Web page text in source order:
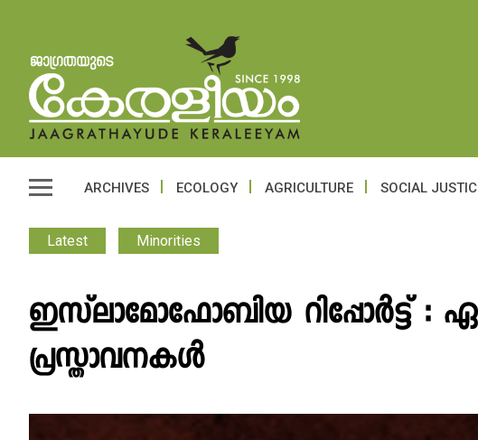
ARCHIVES ECOLOGY AGRICULTURE SOCIAL
Latest Minorities
ഇസ്‌ലാമോഫോബിയ റിപ്പോർട്ട് :
പ്രസ്താവനകൾ